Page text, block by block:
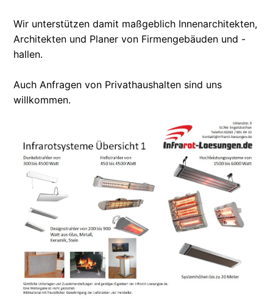
Wir unterstützen damit maßgeblich Innenarchitekten,
Architekten und Planer von Firmengebäuden und -
hallen.
Auch Anfragen von Privathaushalten sind uns
willkommen.